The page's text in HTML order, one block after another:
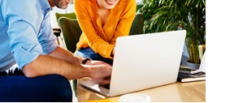
Philippines
Poland
Portugal